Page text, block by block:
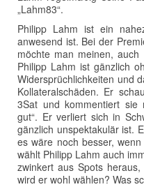
„Lahm83“.
Philipp Lahm ist ein
anwesend ist. Bei der
möchte man meinen,
Philipp Lahm ist gänzlich
Widersprüchlichkeiten und
Kollateralschäden. Er
3Sat und kommentiert sie
gut“. Er verliert sich in
gänzlich unspektakulär ist.
es wäre noch besser,
wählt Philipp Lahm auch
zwinkert aus Spots
wird er wohl wählen? Was